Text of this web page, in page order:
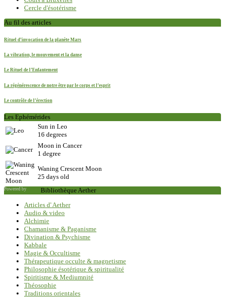
Cercle d'ésotérisme
Au fil des articles
Rituel d’invocation de la planète Mars
La vibration, le mouvement et la danse
Le Rituel de l’Enfantement
La régénérescence de notre être par le corps et l’esprit
Le contrôle de l’érection
Les Ephémérides
Sun in Leo
16 degrees
Moon in Cancer
1 degree
Waning Crescent Moon
25 days old
Powered by
Bibliothèque Aether
Articles d' Aether
Audio & video
Alchimie
Chamanisme & Paganisme
Divination & Psychisme
Kabbale
Magie & Occultisme
Thérapeutique occulte & magnetisme
Philosophie ésotérique & spiritualité
Spiritisme & Mediumnité
Théosophie
Traditions orientales